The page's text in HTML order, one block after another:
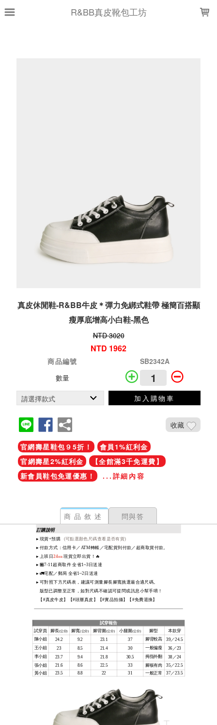
R&BB真皮靴包工坊
真皮休閒鞋-R&BB牛皮＊彈力免綁式鞋帶 極簡百搭顯
瘦厚底增高小白鞋-黑色
NTD 3020
NTD 1962
商品編號
SB2342A
數量
加入購物車
收藏
官網壽星鞋包９5折！
會員1%紅利金
官網壽星2%紅利金
【全館滿3千免運費】
新會員鞋包免運優惠！
...詳細內容
商品敘述 問與答